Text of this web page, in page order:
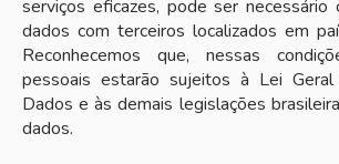
serviços eficazes, pode ser necessário
dados com terceiros localizados em
Reconhecemos que, nessas
pessoais estarão sujeitos à Lei
Dados e às demais legislações
dados.